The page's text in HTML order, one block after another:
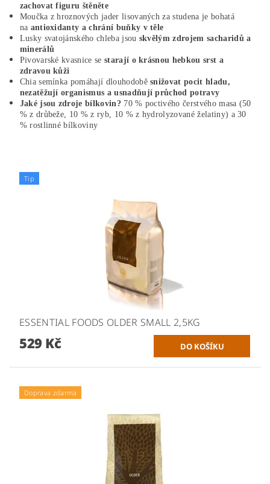
zachovat figuru štěněte
Moučka z hroznových jader lisovaných za studena je bohatá
na antioxidanty a chrání buňky v těle
Lusky svatojánského chleba jsou skvělým zdrojem sacharidů a
minerálů
Pivovarské kvasnice se starají o krásnou hebkou srst a
zdravou kůži
Chia semínka pomáhají dlouhodoběsnižovat pocit hladu,
nezatěžují organismus a usnadňují průchod potravy
Jaké jsou zdroje bílkovin? 70 % poctivého čerstvého masa (50
% z drůbeže, 10 % z ryb, 10 % z hydrolyzované želatiny) a 30
% rostlinné bílkoviny
Tip
ESSENTIAL FOODS OLDER SMALL 2,5KG
529 Kč
Doprava zdarma